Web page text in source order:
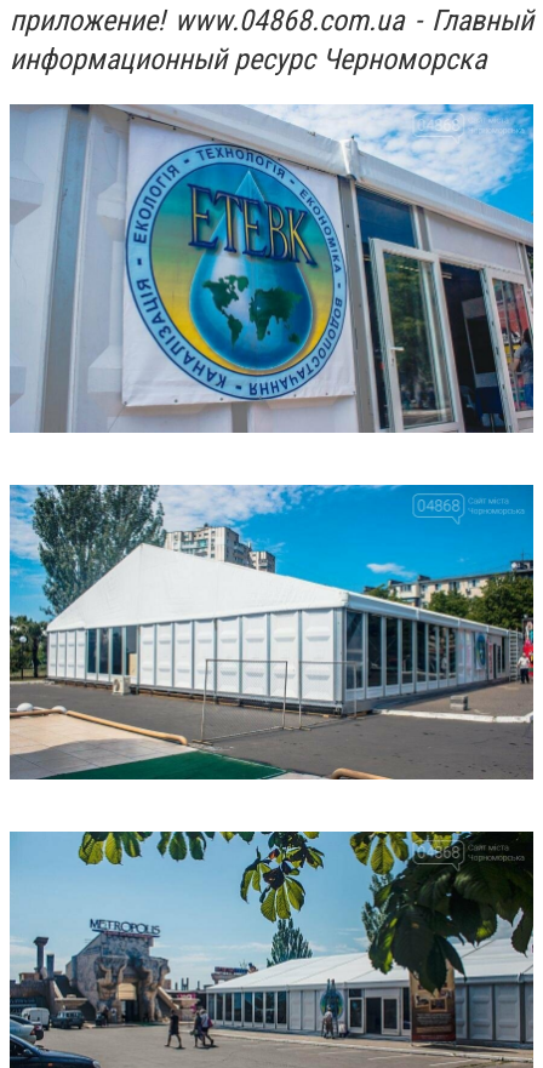
приложение! www.04868.com.ua - Главный
информационный ресурс Черноморска